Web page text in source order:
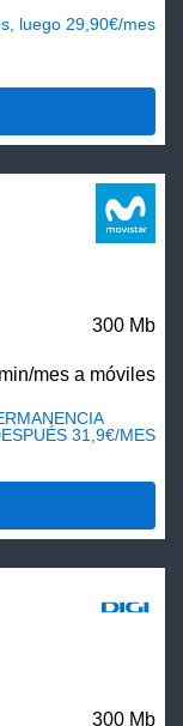
luego 29,90€/mes
300 Mb
mes a móviles
31,9€/MES
300 Mb